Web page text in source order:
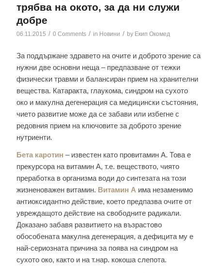
трябва на окото, за да ни служи
добре
06.11.2015 / 0 Comments / in Новини / by Екип Окомед
За поддържане здравeто на очите и доброто зрение са
нужни две основни неща – предпазване от тежки
физически травми и балансиран прием на хранителни
вещества. Катаракта, глаукома, синдром на сухото
око и макулна дегенерация са медицински състояния,
чието развитие може да се забави или избегне с
редовния прием на ключовите за доброто зрение
нутриенти.
Бета каротин – известен като провитамин А. Това е
прекурсора на витамин А, т.е. веществото, чиято
преработка в организма води до синтезата на този
жизненоважен витамин. Витамин А има незаменимо
антиоксидантно действие, което предпазва очите от
увреждащото действие на свободните радикали.
Доказано забавя развитието на възрастово
обособената макулна дегенерация, а дефицита му е
най-сериозната причина за поява на синдром на
сухото око, както и на т.нар. кокоша слепота.